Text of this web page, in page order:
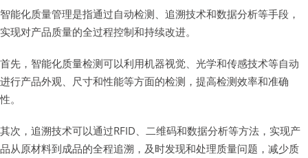
智能化质量管理是指通过自动检测、追溯技术和数据分析等手段，
实现对产品质量的全过程控制和持续改进。
首先，智能化质量检测可以利用机器视觉、光学和传感技术等自动
进行产品外观、尺寸和性能等方面的检测，提高检测效率和准确
性。
其次，追溯技术可以通过RFID、二维码和数据分析等方法，实现产
品从原材料到成品的全程追溯，及时发现和处理质量问题，减少质